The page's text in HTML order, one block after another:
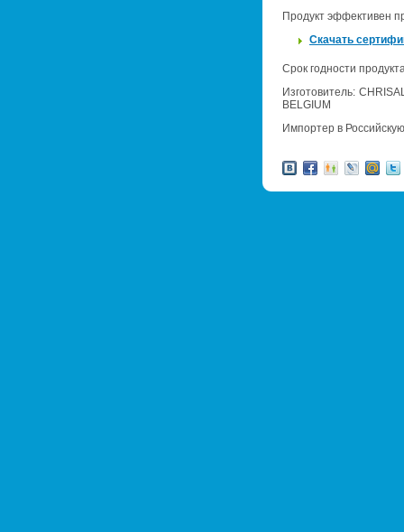
Про­дукт эф­фек­ти­вен
Ска­чать
Срок год­но­сти
Из­го­то­ви­тель:
BELGIUM
Им­пор­тер в